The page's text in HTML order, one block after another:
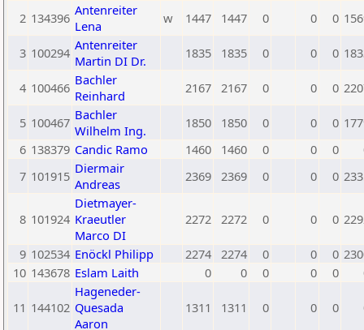
2 134396 Antenreiter
Lena
w 1447 1447 0 0 0
3 100294 Antenreiter
Martin DI Dr.
1835 1835 0 0 0
4 100466 Bachler
Reinhard
2167 2167 0 0 0
5 100467 Bachler
Wilhelm Ing.
1850 1850 0 0 0
6 138379 Candic Ramo 1460 1460 0 0 0
7 101915 Diermair
Andreas
2369 2369 0 0 0
8 101924
Dietmayer-
Kraeutler
Marco DI
2272 2272 0 0 0
9 102534 Enöckl Philipp 2274 2274 0 0 0
10 143678 Eslam Laith 0 0 0 0 0
11 144102
Hageneder-
Quesada
Aaron
1311 1311 0 0 0